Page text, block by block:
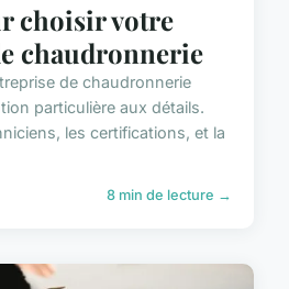
choisir votre
chaudronnerie
de chaudronnerie
particulière aux détails.
les certifications, et la
8 min de lecture →